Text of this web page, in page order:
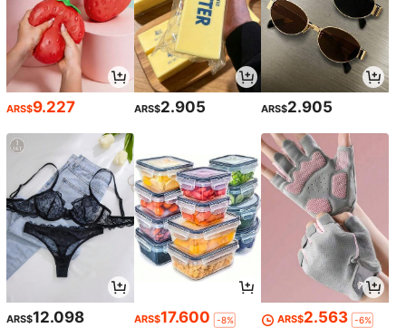
ARS$9.227 ARS$2.905 ARS$2.905
ARS$12.098 ARS$17.600 -8% ARS$2.563 -6%